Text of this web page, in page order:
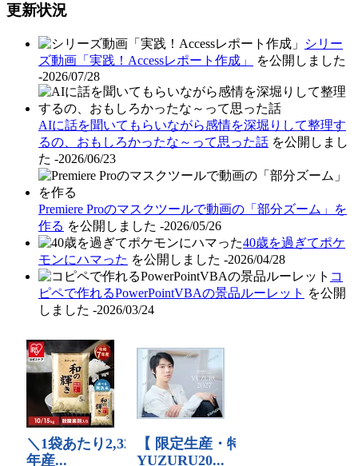
更新状況
シリー
ズ動画「実践！Accessレポート作成」
を公開しました
-2026/07/28
AIに話を聞いてもらいながら感情を深堀りして整理す
るの、おもしろかったな～って思った話 を公開しまし
た -2026/06/23
Premiere Proのマスクツールで動画の「部分ズーム」を
作る を公開しました -2026/05/26
40歳を過ぎてポケ
モンにハマった を公開しました -2026/04/28
コ
ピペで作れるPowerPointVBAの景品ルーレット を公開
しました -2026/03/24